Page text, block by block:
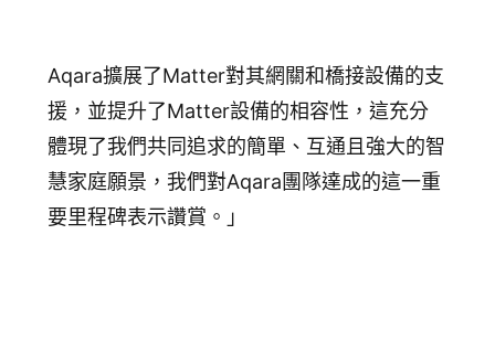
Aqara擴展了Matter對其網關和橋接設備的支
援，並提升了Matter設備的相容性，這充分
體現了我們共同追求的簡單、互通且強大的智
慧家庭願景，我們對Aqara團隊達成的這一重
要里程碑表示讚賞。」